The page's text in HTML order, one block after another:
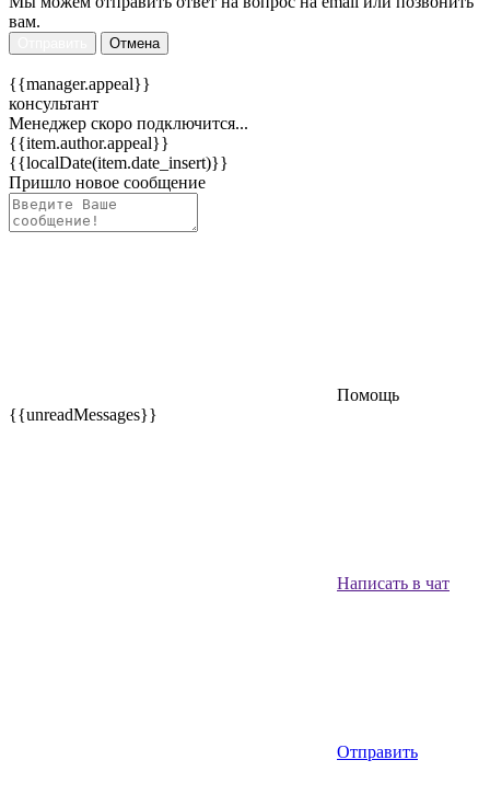
вам.
Отмена
{{manager.appeal}}
консультант
Менеджер скоро подключится...
{{item.author.appeal}}
{{localDate(item.date_insert)}}
Пришло новое сообщение
Помощь
{{unreadMessages}}
Написать в чат
Отправить